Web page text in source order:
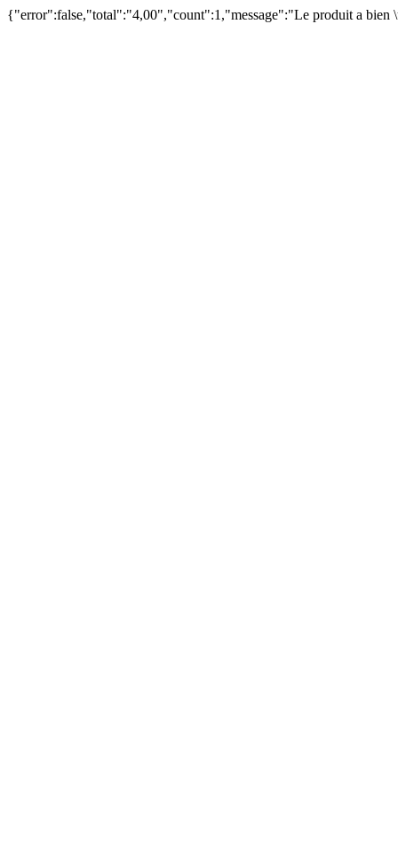
{"error":false,"total":"4,00","count":1,"message":"Le produit a bien